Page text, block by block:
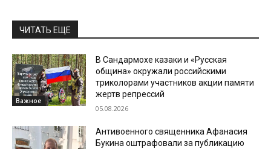
ЧИТАТЬ ЕЩЕ
Важное
В Сандармохе казаки и «Русская
община» окружали российскими
триколорами участников акции памяти
жертв репрессий
05.08.2026
Антивоенного священника Афанасия
Букина оштрафовали за публикацию